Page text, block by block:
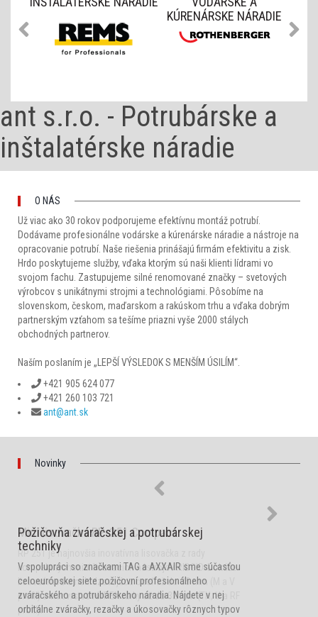
KÚRENÁRSKE NÁRADIE
ant s.r.o. - Potrubárske a
inštalatérske náradie
O NÁS
Už viac ako 30 rokov podporujeme efektívnu montáž potrubí.
Dodávame profesionálne vodárske a kúrenárske náradie a nástroje na
opracovanie potrubí. Naše riešenia prinášajú firmám efektivitu a zisk.
Hrdo poskytujeme služby, vďaka ktorým sú naši klienti lídrami vo
svojom fachu. Zastupujeme silné renomované značky – svetových
výrobcov s unikátnymi strojmi a technológiami. Pôsobíme na
slovenskom, českom, maďarskom a rakúskom trhu a vďaka dobrým
partnerským vzťahom sa tešíme priazni vyše 2000 stálych
obchodných partnerov.
Naším poslaním je „LEPŠÍ VÝSLEDOK S MENŠÍM ÚSILÍM“
+421 905 624 077
+421 260 103 721
ant@ant.sk
Novinky
Mini lisovačka RP-251 Compact
RP 251 je najnovšia inovatívna lisovačka z rady
kompaktných mini lisovacích nástrojov RIDGID. Dokáže
lisovať meď a nehrdzavejúcu oceľ až do 35 mm (M a V
profil) a viacvrstvové/PEX rúrky až do 32 mm (TH, U a RF
profil).
Požičovňa zváračskej a potrubárskej
techniky
V spolupráci so značkami TAG a AXXAIR sme súčasťou
celoeurópskej siete požičovní profesionálneho
zváračského a potrubárskeho náradia. Nájdete v nej
orbitálne zváračky, rezačky a úkosovačky rôznych typov